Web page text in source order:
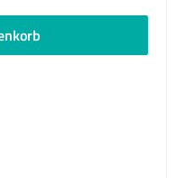
die Schaltflächen um die